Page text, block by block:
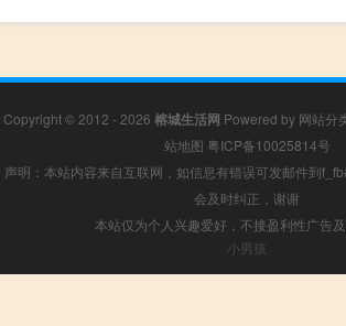
Copyright © 2012 - 2026 榕城生活网 Powered by 网站分
站地图 粤ICP备10025814号
声明：本站内容来自互联网，如信息有错误可发邮件到
会及时纠正，谢谢
本站仅为个人兴趣爱好，不接盈利性广告
小男孩